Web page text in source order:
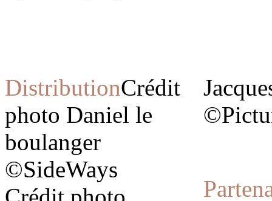
DistributionCrédit
photo Daniel le
boulanger
©SideWays